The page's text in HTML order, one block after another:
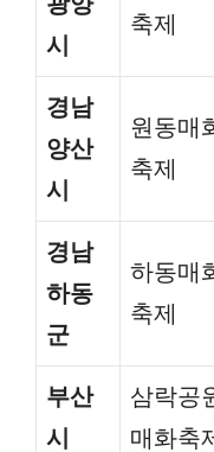
시
축제
경남
양산
시
원동매
축제
경남
하동
군
하동매
축제
부산
시
삼락공
매화축